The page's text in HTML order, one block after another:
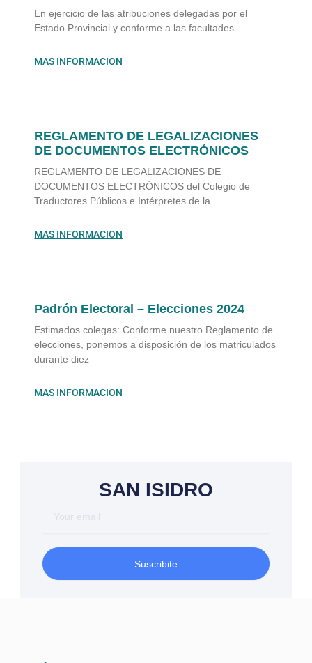
En ejercicio de las atribuciones delegadas por el
Estado Provincial y conforme a las facultades
MAS INFORMACION
REGLAMENTO DE LEGALIZACIONES
DE DOCUMENTOS ELECTRÓNICOS
REGLAMENTO DE LEGALIZACIONES DE
DOCUMENTOS ELECTRÓNICOS del Colegio de
Traductores Públicos e Intérpretes de la
MAS INFORMACION
Padrón Electoral – Elecciones 2024
Estimados colegas: Conforme nuestro Reglamento de
elecciones, ponemos a disposición de los matriculados
durante diez
MAS INFORMACION
SAN ISIDRO
email
Suscribite